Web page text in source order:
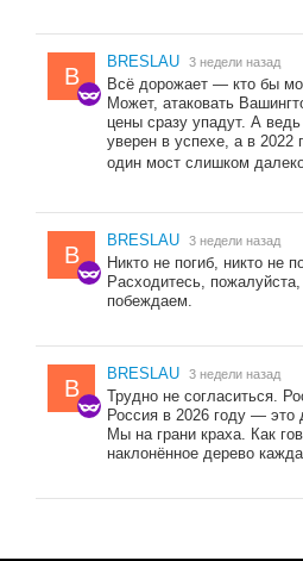
B
BRESLAU 3 недели назад
Всё дорожает — кто бы
Может, атаковать
цены сразу упадут. А
уверен в успехе, а в 2022
один мост слишком
B
BRESLAU 3 недели назад
Никто не погиб, никто не
Расходитесь,
побеждаем.
B
BRESLAU 3 недели назад
Трудно не согласиться.
Россия в 2026 году — это
Мы на грани краха. Как
наклонённое дерево